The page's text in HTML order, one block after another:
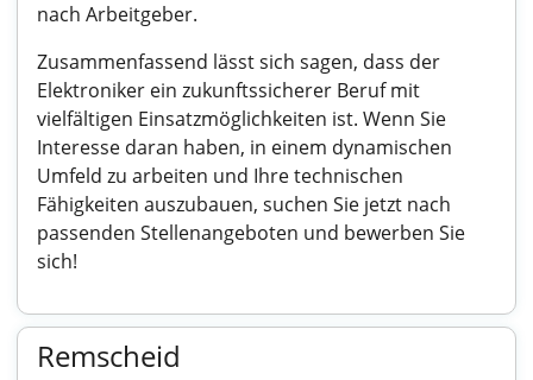
nach Arbeitgeber.
Zusammenfassend lässt sich sagen, dass der
Elektroniker ein zukunftssicherer Beruf mit
vielfältigen Einsatzmöglichkeiten ist. Wenn Sie
Interesse daran haben, in einem dynamischen
Umfeld zu arbeiten und Ihre technischen
Fähigkeiten auszubauen, suchen Sie jetzt nach
passenden Stellenangeboten und bewerben Sie
sich!
Remscheid